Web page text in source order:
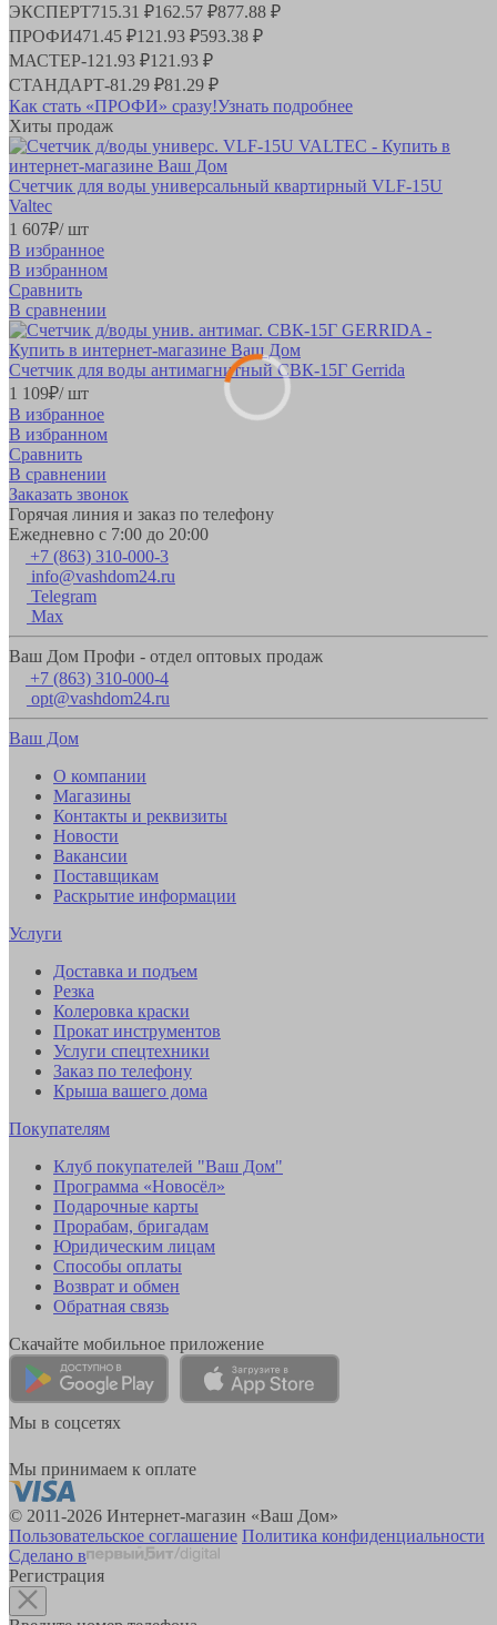
ЭКСПЕРТ715.31 ₽162.57 ₽877.88 ₽
ПРОФИ471.45 ₽121.93 ₽593.38 ₽
МАСТЕР-121.93 ₽121.93 ₽
СТАНДАРТ-81.29 ₽81.29 ₽
Как стать «ПРОФИ» сразу!Узнать подробнее
Хиты продаж
Счетчик для воды универсальный квартирный VLF-15U
Valteс
1 607₽/ шт
В избранное
В избранном
Сравнить
В сравнении
Счетчик для воды антимагнитный СВК-15Г Gerrida
1 109₽/ шт
В избранное
В избранном
Сравнить
В сравнении
Заказать звонок
Горячая линия и заказ по телефону
Ежедневно с 7:00 до 20:00
+7 (863) 310-000-3
info@vashdom24.ru
Telegram
Max
Ваш Дом Профи - отдел оптовых продаж
+7 (863) 310-000-4
opt@vashdom24.ru
Ваш Дом
О компании
Магазины
Контакты и реквизиты
Новости
Вакансии
Поставщикам
Раскрытие информации
Услуги
Доставка и подъем
Резка
Колеровка краски
Прокат инструментов
Услуги спецтехники
Заказ по телефону
Крыша вашего дома
Покупателям
Клуб покупателей "Ваш Дом"
Программа «Новосёл»
Подарочные карты
Прорабам, бригадам
Юридическим лицам
Способы оплаты
Возврат и обмен
Обратная связь
Скачайте мобильное приложение
Мы в соцсетях
Мы принимаем к оплате
© 2011-2026 Интернет-магазин «Ваш Дом»
Пользовательское соглашение Политика конфиденциальности
Сделано в
Регистрация